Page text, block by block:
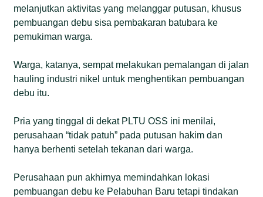
melanjutkan aktivitas yang melanggar putusan, khusus
pembuangan debu sisa pembakaran batubara ke
pemukiman warga.
Warga, katanya, sempat melakukan pemalangan di jalan
hauling industri nikel untuk menghentikan pembuangan
debu itu.
Pria yang tinggal di dekat PLTU OSS ini menilai,
perusahaan “tidak patuh” pada putusan hakim dan
hanya berhenti setelah tekanan dari warga.
Perusahaan pun akhirnya memindahkan lokasi
pembuangan debu ke Pelabuhan Baru tetapi tindakan